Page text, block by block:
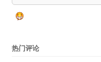
热门评论